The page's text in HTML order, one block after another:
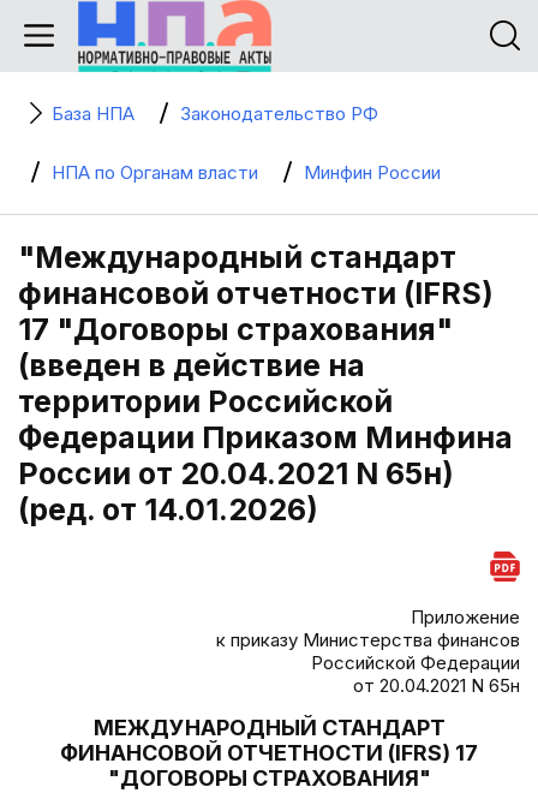
База НПА Законодательство РФ
НПА по Органам власти Минфин России
"Международный стандарт
финансовой отчетности (IFRS)
17 "Договоры страхования"
(введен в действие на
территории Российской
Федерации Приказом Минфина
России от 20.04.2021 N 65н)
(ред. от 14.01.2026)
Приложение
к приказу Министерства финансов
Российской Федерации
от 20.04.2021 N 65н
МЕЖДУНАРОДНЫЙ СТАНДАРТ
ФИНАНСОВОЙ ОТЧЕТНОСТИ (IFRS) 17
"ДОГОВОРЫ СТРАХОВАНИЯ"